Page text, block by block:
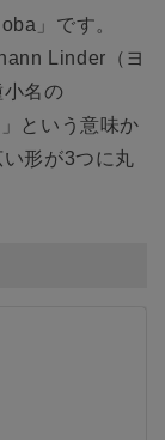
」です。
Linder（ヨ
名の
という意味か
形が3つに丸